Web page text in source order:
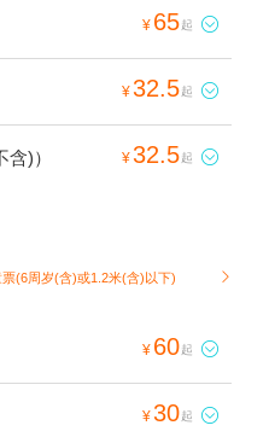
¥ 65起 
¥32.5起 
)） ¥32.5起 
(6周岁(含)或1.2米(含)以下) 
¥ 60起 
¥30起 